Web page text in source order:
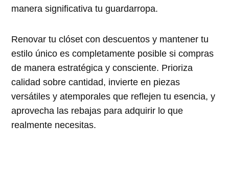
manera significativa tu guardarropa.
Renovar tu clóset con descuentos y mantener tu
estilo único es completamente posible si compras
de manera estratégica y consciente. Prioriza
calidad sobre cantidad, invierte en piezas
versátiles y atemporales que reflejen tu esencia, y
aprovecha las rebajas para adquirir lo que
realmente necesitas.